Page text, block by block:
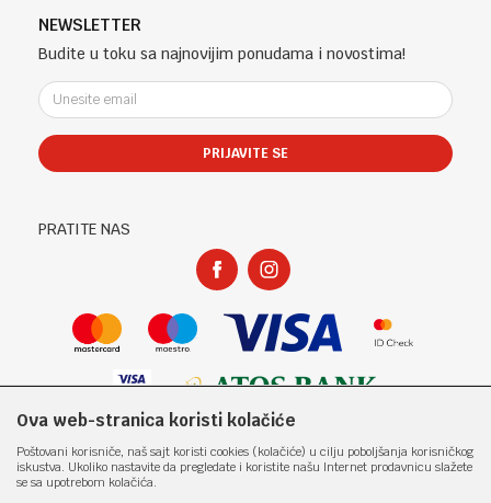
Telefon (uprava firme Sladaboni d.o.o)
051 303 460
e-knjizara@knjizarakultura.com
Račun
400965310005
Kontakt
Klub povjerenja "Knjižara Kultura"
Politika privatnosti
Kako kupiti
Načini plaćanja
Plaćanje karticama
Isporuka
Zamjena veličine i zamjena artikla za drugi
Povraćaj sredstava
NEWSLETTER
Budite u toku sa najnovijim ponudama i novostima!
PRIJAVITE SE
PRATITE NAS
Nastojimo da budemo što precizniji u opisu proizvoda, prikazu slika i samih
cijena, ali ne možemo garantovati da su sve informacije kompletne i bez
grešaka. Svi artikli prikazani na sajtu su dio naše ponude i ne
Ova web-stranica koristi kolačiće
Poštovani korisniče, naš sajt koristi cookies (kolačiće) u cilju poboljšanja korisničkog
iskustva. Ukoliko nastavite da pregledate i koristite našu Internet prodavnicu slažete
se sa upotrebom kolačića.